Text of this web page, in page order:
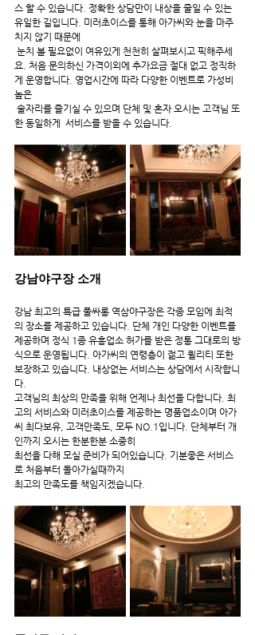
스 할 수 있습니다. 정확한 상담만이 내상을 줄일 수 있는
유일한 길입니다. 미러초이스를 통해 아가씨와 눈을 마주
치지 않기 때문에
요. 처음 문의하신 가격이외에 추가요금 절대 없고 정직하
게 운영합니다. 영업시간에 따라 다양한 이벤트로 가성비
높은
한 동일하게  서비스를 받을 수 있습니다.
강남야구장 소개
강남 최고의 특급 풀싸롱 역삼야구장은 각종 모임에 최적
의 장소를 제공하고 있습니다. 단체 개인 다양한 이벤트를
제공하며 정식 1종 유흥업소 허가를 받은 정통 그대로의 방
식으로 운영됩니다. 아가씨의 연령층이 젊고 퀼리티 또한
보장하고 있습니다. 내상없는 서비스는 상담에서 시작합니
다.
고객님의 최상의 만족을 위해 언제나 최선을 다합니다. 최
고의 서비스와 미러초이스를 제공하는 명품업소이며 아가
씨 최다보유, 고객만족도, 모두 NO.1입니다. 단체부터 개
인까지 오시는 한분한분 소중히
최선을 다해 모실 준비가 되어있습니다. 기분좋은 서비스
로 처음부터 돌아가실때까지
최고의 만족도를 책임지겠습니다.